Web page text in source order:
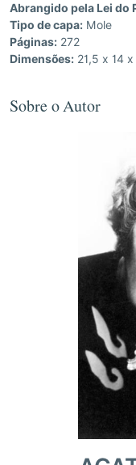
Abrangido pela Lei do
Tipo de capa: Mole
Páginas: 272
Dimensões: 21,5 x 14
Sobre o Autor